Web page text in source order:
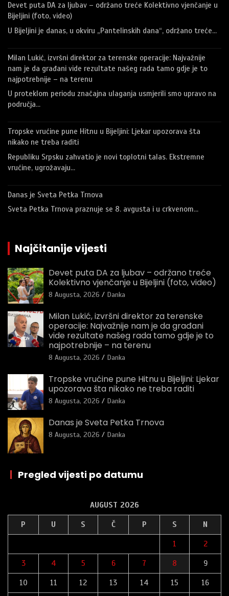
Devet puta DA za ljubav – održano treće Kolektivno vjenčanje u
Bijeljini (foto, video)
U Bijeljini je danas, u okviru „Pantelinskih dana“, održano treće…
Milan Lukić, izvršni direktor za terenske operacije: Najvažnije
nam je da građani vide rezultate našeg rada tamo gdje je to
najpotrebnije – na terenu
U proteklom periodu značajna ulaganja usmjerili smo upravo na
područja…
Tropske vrućine pune Hitnu u Bijeljini: Ljekar upozorava šta
nikako ne treba raditi
Republiku Srpsku zahvatio je novi toplotni talas. Ekstremne
vrućine, ugrožavaju…
Danas je Sveta Petka Trnova
Sveta Petka Trnova praznuje se 8. avgusta i u crkvenom…
Najčitanije vijesti
Devet puta DA za ljubav – održano treće
Kolektivno vjenčanje u Bijeljini (foto, video)
8 Augusta, 2026 Danka
Milan Lukić, izvršni direktor za terenske
operacije: Najvažnije nam je da građani
vide rezultate našeg rada tamo gdje je to
najpotrebnije – na terenu
8 Augusta, 2026 Danka
Tropske vrućine pune Hitnu u Bijeljini: Ljekar
upozorava šta nikako ne treba raditi
8 Augusta, 2026 Danka
Danas je Sveta Petka Trnova
8 Augusta, 2026 Danka
| Pregled vijesti po datumu
AUGUST 2026
P U S Č P S N
1 2
3 4 5 6 7 8 9
10 11 12 13 14 15 16